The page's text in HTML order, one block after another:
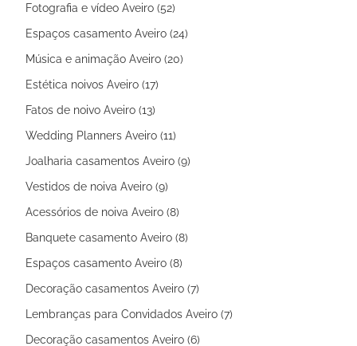
Fotografia e vídeo Aveiro (52)
Espaços casamento Aveiro (24)
Música e animação Aveiro (20)
Estética noivos Aveiro (17)
Fatos de noivo Aveiro (13)
Wedding Planners Aveiro (11)
Joalharia casamentos Aveiro (9)
Vestidos de noiva Aveiro (9)
Acessórios de noiva Aveiro (8)
Banquete casamento Aveiro (8)
Espaços casamento Aveiro (8)
Decoração casamentos Aveiro (7)
Lembranças para Convidados Aveiro (7)
Decoração casamentos Aveiro (6)